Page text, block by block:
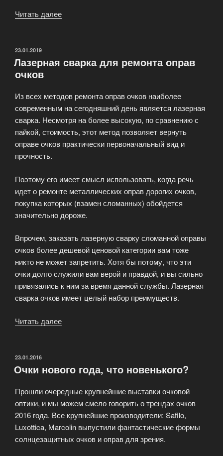
Читать далее
ОПУБЛИКОВАНО
23.01.2019
Лазерная сварка для ремонта оправ
очков
Из всех методов ремонта оправ очков наиболее
современным на сегодняшний день является лазерная
сварка. Несмотря на более высокую, по сравнению с
пайкой, стоимость, этот метод позволяет вернуть
оправе очков практически первоначальный вид и
прочность.
Поэтому его имеет смысл использовать, когда речь
идет о ремонте металлических оправ дорогих очков,
покупка которых (взамен сломанных) обойдется
значительно дороже.
Впрочем, заказать лазерную сварку сломанной оправы
очков более дешевой ценовой категории вам тоже
никто не может запретить. Хотя бы потому, что эти
очки долго служили вам верой и правдой, и вы сильно
привязались к ним за время данной службы. Лазерная
сварка очков имеет целый набор преимуществ.
Читать далее
оправ
ОПУБЛИКОВАНО
23.01.2016
Очки нового года, что новенького?
Прошли очередные крупнейшие выставки очковой
оптики, и мы можем смело говорить о трендах очков
2016 года. Все крупнейшие производители: Safilo,
Luxottica, Marcolin выпустили фантастические формы
солнцезащитных очков и оправ для зрения.